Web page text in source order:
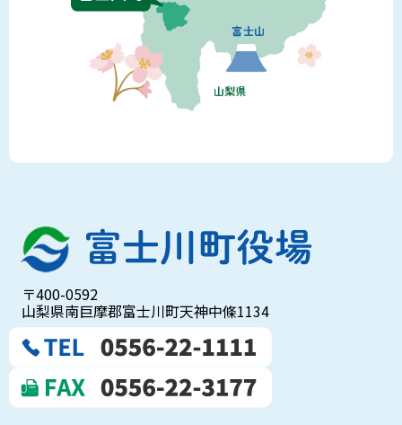
〒400-0592
山梨県南巨摩郡富士川町天神中條1134